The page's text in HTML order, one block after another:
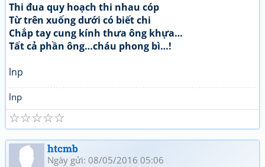
Thi đua quy hoạch thi nhau cóp
Từ trên xuống dưới có biết chi
Chắp tay cung kính thưa ông khựa…
Tất cả phần ông…cháu phong bì…!
lnp
lnp
☆
☆
☆
☆
☆
htcmb
Ngày gửi: 08/05/2016 05:06